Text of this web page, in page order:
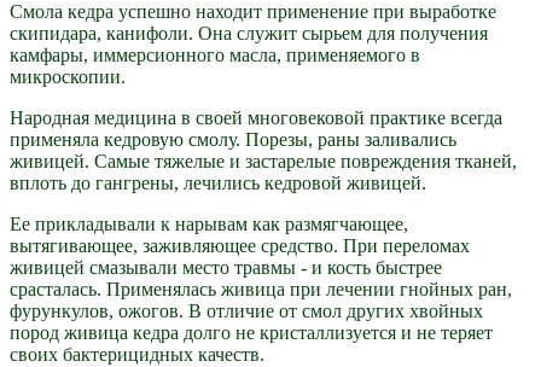
Смола кедра успешно находит применение при выработке
скипидара, канифоли. Она служит сырьем для получения
камфары, иммерсионного масла, применяемого в
микроскопии.
Народная медицина в своей многовековой практике всегда
применяла кедровую смолу. Порезы, раны заливались
живицей. Самые тяжелые и застарелые повреждения тканей,
вплоть до гангрены, лечились кедровой живицей.
Ее прикладывали к нарывам как размягчающее,
вытягивающее, заживляющее средство. При переломах
живицей смазывали место травмы - и кость быстрее
срасталась. Применялась живица при лечении гнойных ран,
фурункулов, ожогов. В отличие от смол других хвойных
пород живица кедра долго не кристаллизуется и не теряет
своих бактерицидных качеств.